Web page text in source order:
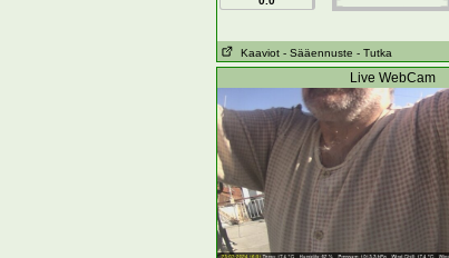
Kaaviot - Sääennuste - Tutka
Live WebCam